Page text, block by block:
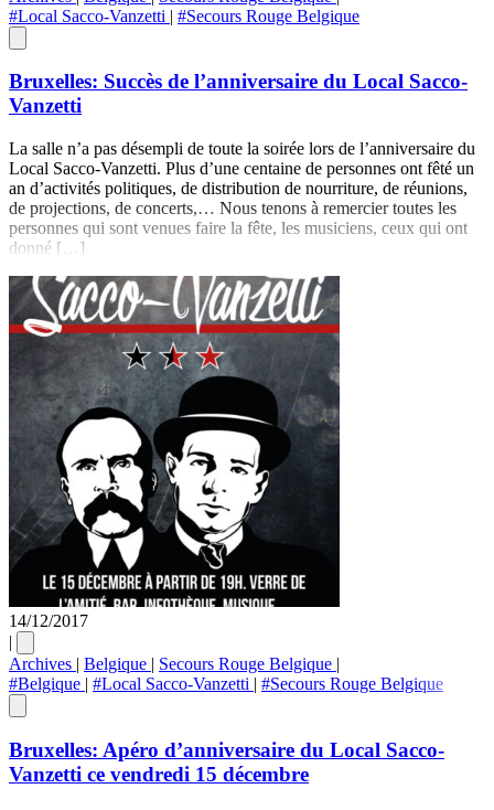
#Local Sacco-Vanzetti | #Secours Rouge Belgique
Bruxelles: Succès de l’anniversaire du Local Sacco-
Vanzetti
La salle n’a pas désempli de toute la soirée lors de l’anniversaire du
Local Sacco-Vanzetti. Plus d’une centaine de personnes ont fêté un
an d’activités politiques, de distribution de nourriture, de réunions,
de projections, de concerts,… Nous tenons à remercier toutes les
personnes qui sont venues faire la fête, les musiciens, ceux qui ont
donné […]
14/12/2017
|
Archives | Belgique | Secours Rouge Belgique |
#Belgique | #Local Sacco-Vanzetti | #Secours Rouge Belgique
Bruxelles: Apéro d’anniversaire du Local Sacco-
Vanzetti ce vendredi 15 décembre